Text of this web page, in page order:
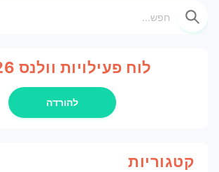
חפש
לוח פעילויות וולנס 2026
להורדה
קטגוריות